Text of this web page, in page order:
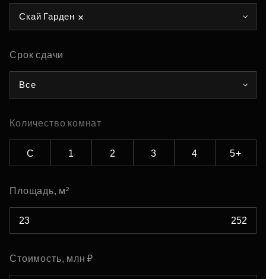
Скай Гарден
Срок сдачи
Все
Количество комнат
С 1 2 3 4 5+
Площадь, м²
Стоимость, млн ₽